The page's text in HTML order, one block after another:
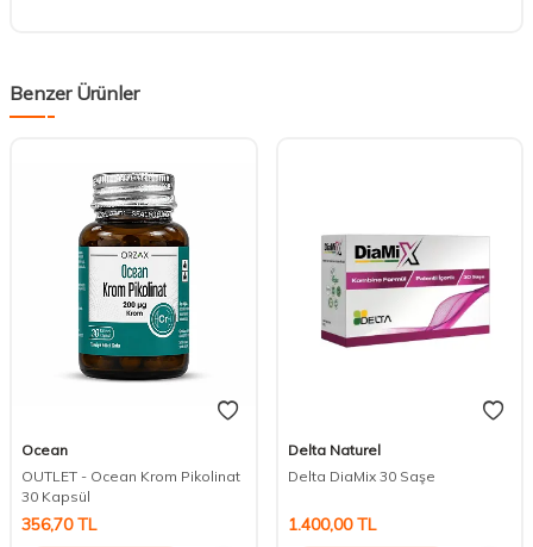
Benzer Ürünler
Ocean
OUTLET - Ocean Krom Pikolinat
30 Kapsül
356,70TL
Delta Naturel
Delta DiaMix 30 Saşe
1.400,00TL